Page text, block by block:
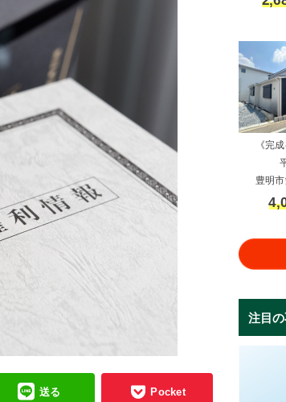
送る Pocket
《完
豊明
注目